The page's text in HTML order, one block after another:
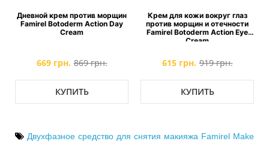
Дневной крем против морщин
Famirel Botoderm Action Day
Cream
669 грн. 869 грн.
КУПИТЬ
Крем для кожи вокруг глаз
против морщин и отечности
Famirel Botoderm Action Eye
Cream
615 грн. 919 грн.
КУПИТЬ
Двухфазное средство для снятия макияжа Famirel Make